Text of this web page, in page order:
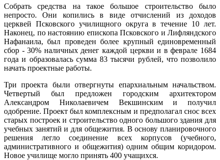
Собрать средства на такое большое строительство было
непросто. Они копились в виде отчислений из доходов
церквей Псковского училищного округа в течение 10 лет.
Наконец, по настоянию епископа Псковского и Лифляндского
Нафанаила, был проведен более крупный единовременный
сбор - 30% наличных денег каждой церкви и в феврале 1684
года и образовалась сумма 83 тысячи рублей, что позволило
начать проектные работы.
Три проекта были отвергнуты епархиальным начальством.
Четвертый был предложен городским архитектором
Александром Николаевичем Векшинским и получил
одобрение. Проект был комплексным и предполагал снос всех
старых построек и строительство одного большого здания для
учебных занятий и для общежития. В основу планировочного
решения легло соединение всех корпусов (учебного,
административного и общежития) одним общим коридором.
Новое училище могло принять 400 учащихся.